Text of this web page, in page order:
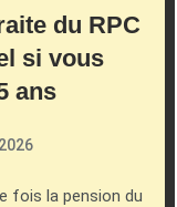
du RPC
si vous
ans